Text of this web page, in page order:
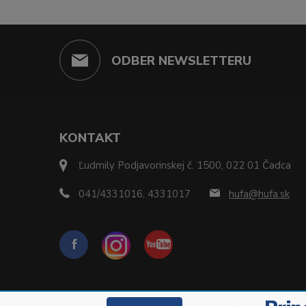
ODBER NEWSLETTERU
KONTAKT
Ľudmily Podjavorinskej č. 1500, 022 01 Čadca
041/4331016, 4331017 hufa@hufa.sk